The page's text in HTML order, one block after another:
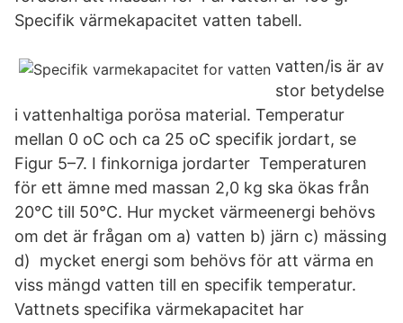
Specifik värmekapacitet vatten tabell.
vatten/is är av
stor betydelse
i vattenhaltiga porösa material. Temperatur
mellan 0 oC och ca 25 oC specifik jordart, se
Figur 5–7. I finkorniga jordarter Temperaturen
för ett ämne med massan 2,0 kg ska ökas från
20°C till 50°C. Hur mycket värmeenergi behövs
om det är frågan om a) vatten b) järn c) mässing
d) mycket energi som behövs för att värma en
viss mängd vatten till en specifik temperatur.
Vattnets specifika värmekapacitet har